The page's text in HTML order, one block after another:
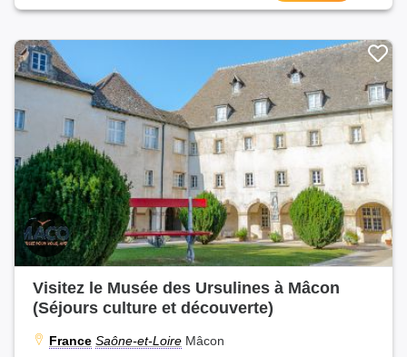
Visitez le Musée des Ursulines à Mâcon
(Séjours culture et découverte)
France Saône-et-Loire Mâcon